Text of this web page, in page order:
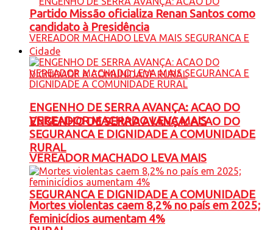
ENGENHO DE SERRA AVANÇA: ACAO DO
VEREADOR MACHADO LEVA MAIS
SEGURANCA E DIGNIDADE A COMUNIDADE
Partido Missão oficializa Renan Santos como
candidato à Presidência
Cidade
ENGENHO DE SERRA AVANÇA: ACAO DO
VEREADOR MACHADO LEVA MAIS
SEGURANCA E DIGNIDADE A COMUNIDADE
RURAL
Mortes violentas caem 8,2% no país em 2025;
feminicídios aumentam 4%